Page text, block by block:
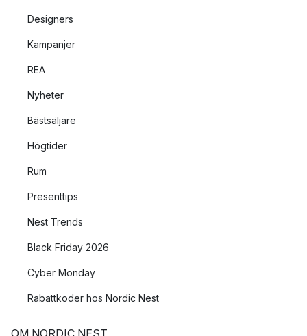
Designers
Kampanjer
REA
Nyheter
Bästsäljare
Högtider
Rum
Presenttips
Nest Trends
Black Friday 2026
Cyber Monday
Rabattkoder hos Nordic Nest
OM NORDIC NEST